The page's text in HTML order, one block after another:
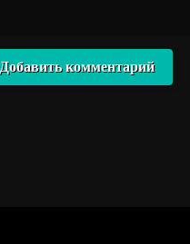
Добавить комментарий